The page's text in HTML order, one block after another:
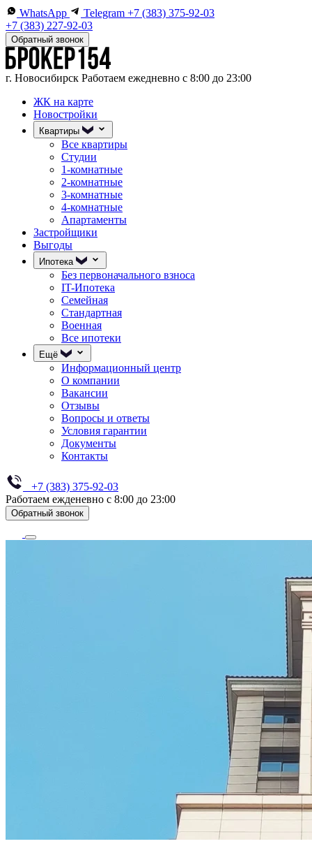
WhatsApp Telegram +7 (383) 375-92-03
+7 (383) 227-92-03
Обратный звонок
г. Новосибирск Работаем ежедневно с 8:00 до 23:00
ЖК на карте
Новостройки
Квартиры
Все квартиры
Студии
1-комнатные
2-комнатные
3-комнатные
4-комнатные
Апартаменты
Застройщики
Выгоды
Ипотека
Без первоначального взноса
IT-Ипотека
Семейная
Стандартная
Военная
Все ипотеки
Ещё
Информационный центр
О компании
Вакансии
Отзывы
Вопросы и ответы
Условия гарантии
Документы
Контакты
+7 (383) 375-92-03
Работаем ежденевно с 8:00 до 23:00
Обратный звонок